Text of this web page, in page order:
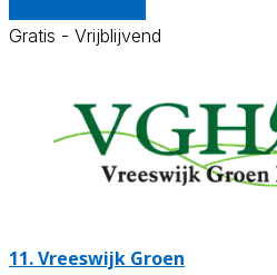
Gratis - Vrijblijvend
11.Vreeswijk Groen